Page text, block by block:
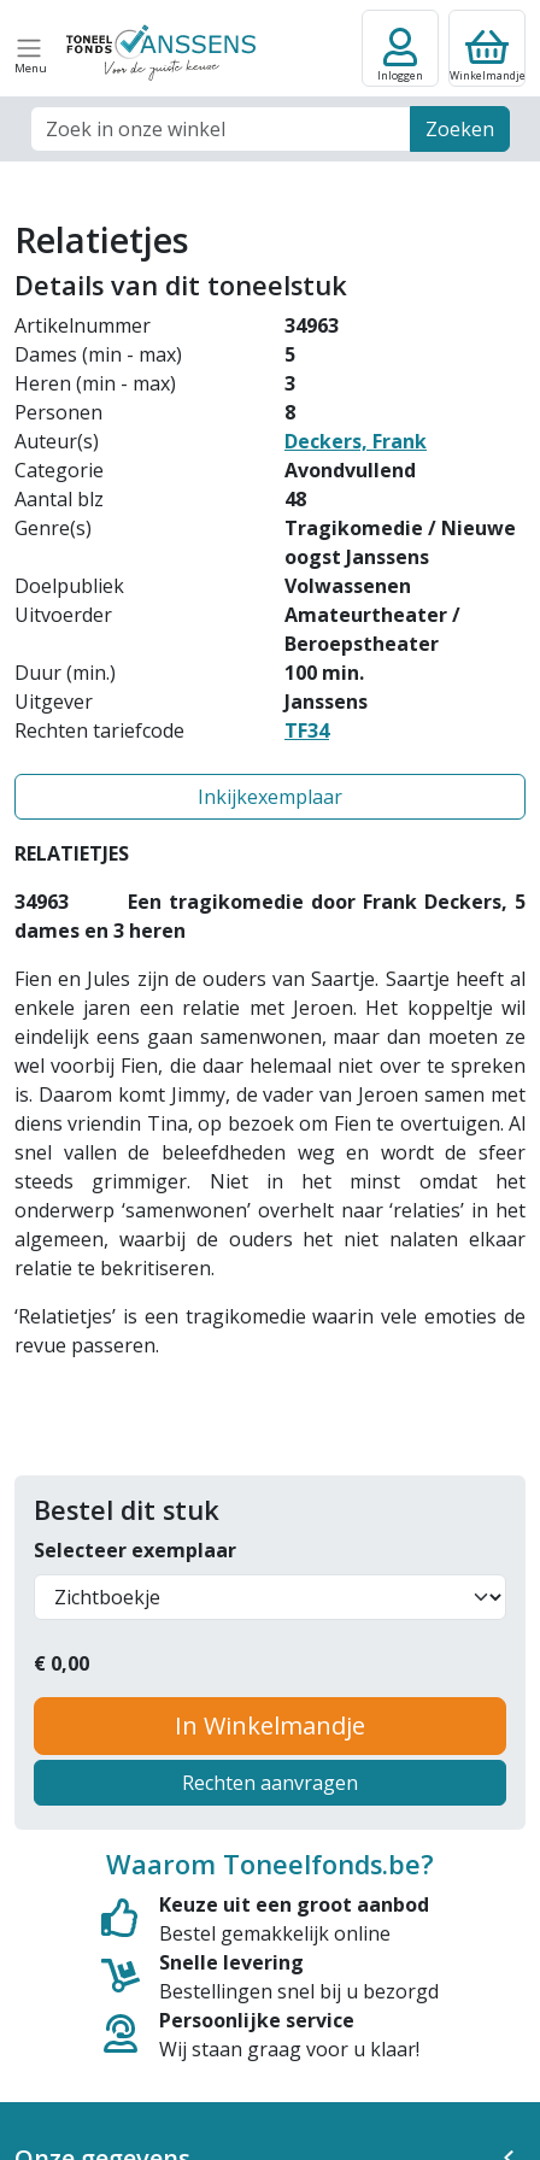
Menu
Zoek veld Zoeken
Inloggen Winkelmandje
Relatietjes
Details van dit toneelstuk
Artikelnummer
34963
Dames (min - max)
5
Heren (min - max)
3
Personen
8
Auteur(s)
Deckers, Frank
Categorie
Avondvullend
Aantal blz
48
Genre(s)
Tragikomedie / Nieuwe
oogst Janssens
Doelpubliek
Volwassenen
Uitvoerder
Amateurtheater /
Beroepstheater
Duur (min.)
100 min.
Uitgever
Janssens
Rechten tariefcode
TF34
Inkijkexemplaar
RELATIETJES
34963
Een tragikomedie door Frank Deckers, 5
dames en 3 heren
Fien en Jules zijn de ouders van Saartje. Saartje heeft al
enkele jaren een relatie met Jeroen. Het koppeltje wil
eindelijk eens gaan samenwonen, maar dan moeten ze
wel voorbij Fien, die daar helemaal niet over te spreken
is. Daarom komt Jimmy, de vader van Jeroen samen met
diens vriendin Tina, op bezoek om Fien te overtuigen. Al
snel vallen de beleefdheden weg en wordt de sfeer
steeds grimmiger. Niet in het minst omdat het
onderwerp ‘samenwonen’ overhelt naar ‘relaties’ in het
algemeen, waarbij de ouders het niet nalaten elkaar
relatie te bekritiseren.
‘Relatietjes’ is een tragikomedie waarin vele emoties de
revue passeren.
Bestel dit stuk
Selecteer exemplaar
€ 0,00
In Winkelmandje
Rechten aanvragen
Waarom Toneelfonds.be?
Keuze uit een groot aanbod
Bestel gemakkelijk online
Snelle levering
Bestellingen snel bij u bezorgd
Persoonlijke service
Wij staan graag voor u klaar!